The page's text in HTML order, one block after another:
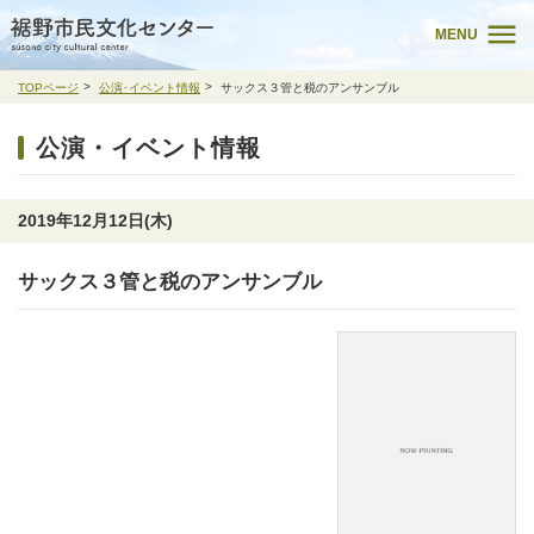
MENU
TOPページ 公演･イベント情報 サックス３管と税のアンサンブル
公演・イベント情報
2019年12月12日(木)
サックス３管と税のアンサンブル